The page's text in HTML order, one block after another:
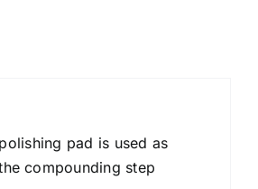
pad is used as
compounding step